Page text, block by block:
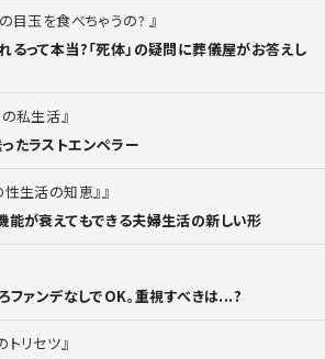
目玉を食べちゃうの?
るって本当?「死体」の疑問に葬儀屋がお答えし
の私生活
たラストエンペラー
生活の知恵』
能が衰えてもできる夫婦生活の新しい形
ファンデなしでOK。重視すべきは...?
トリセツ